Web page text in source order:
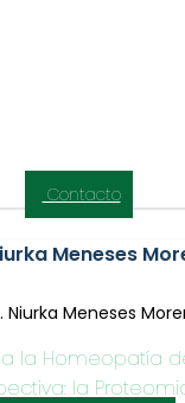
Contacto
Meneses
la Homeopatía
la